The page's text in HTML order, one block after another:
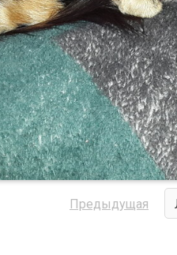
Предыдущая